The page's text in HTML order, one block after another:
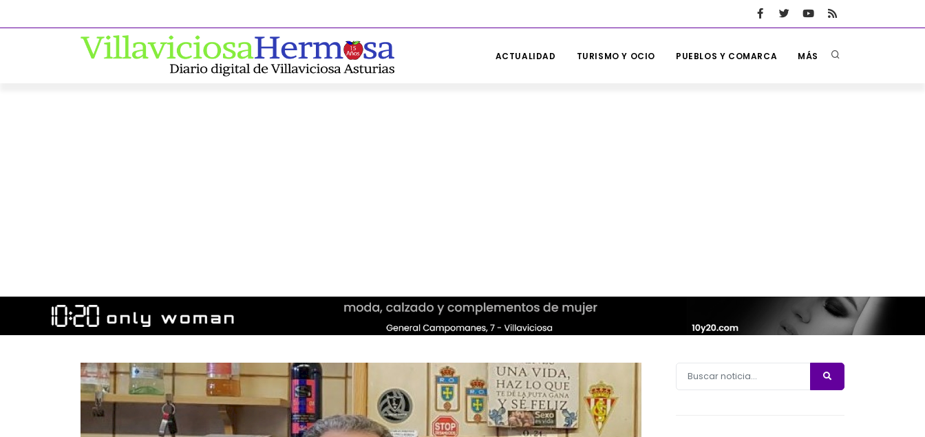
ACTUALIDAD TURISMO Y OCIO PUEBLOS Y COMARCA MÁS